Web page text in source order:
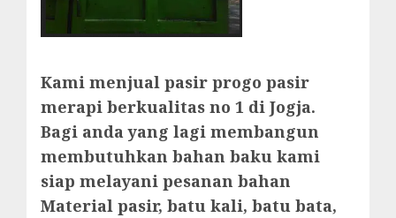
Kami menjual pasir progo pasir
merapi berkualitas no 1 di Jogja.
Bagi anda yang lagi membangun
membutuhkan bahan baku kami
siap melayani pesanan bahan
Material pasir, batu kali, batu bata,